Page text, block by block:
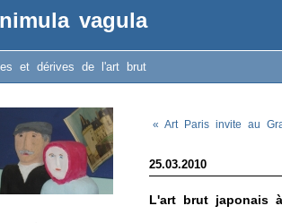
vagula
et dérives de l'art brut
« Art Paris invite au
25.03.2010
L'art brut japonais